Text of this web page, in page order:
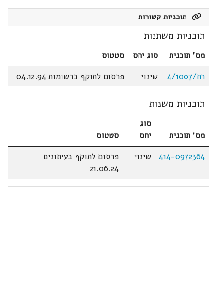
תוכניות קשורות
תוכניות משתנות
מס' תוכנית סוג יחס
סטטוס
רח/4/1007
שינוי פרסום לתוקף ברשומות 04.12.94
תוכניות משנות
מס' תוכנית
סוג
יחס
סטטוס
414-0972364
שינוי
פרסום לתוקף בעיתונים
21.06.24